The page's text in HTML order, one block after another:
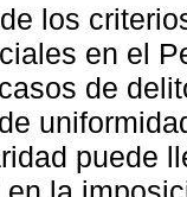
los
en el
de
puede